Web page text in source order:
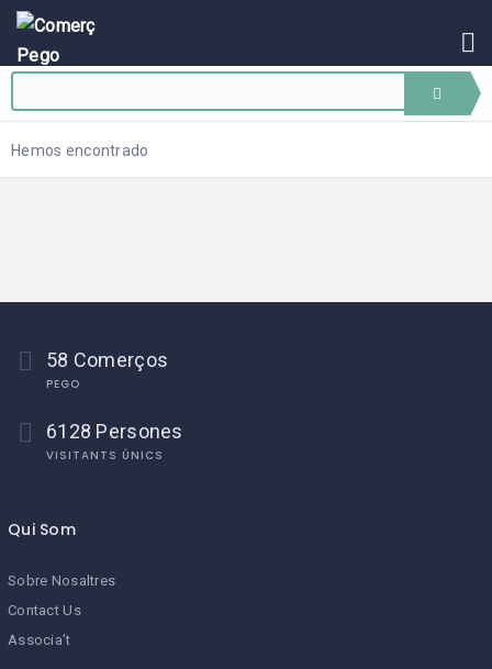
INICI
BLOG
SE
Hemos encontrado
58 Comerços
PEGO
6128 Persones
VISITANTS ÚNICS
Qui Som
Sobre Nosaltres
Contact Us
Associa’t